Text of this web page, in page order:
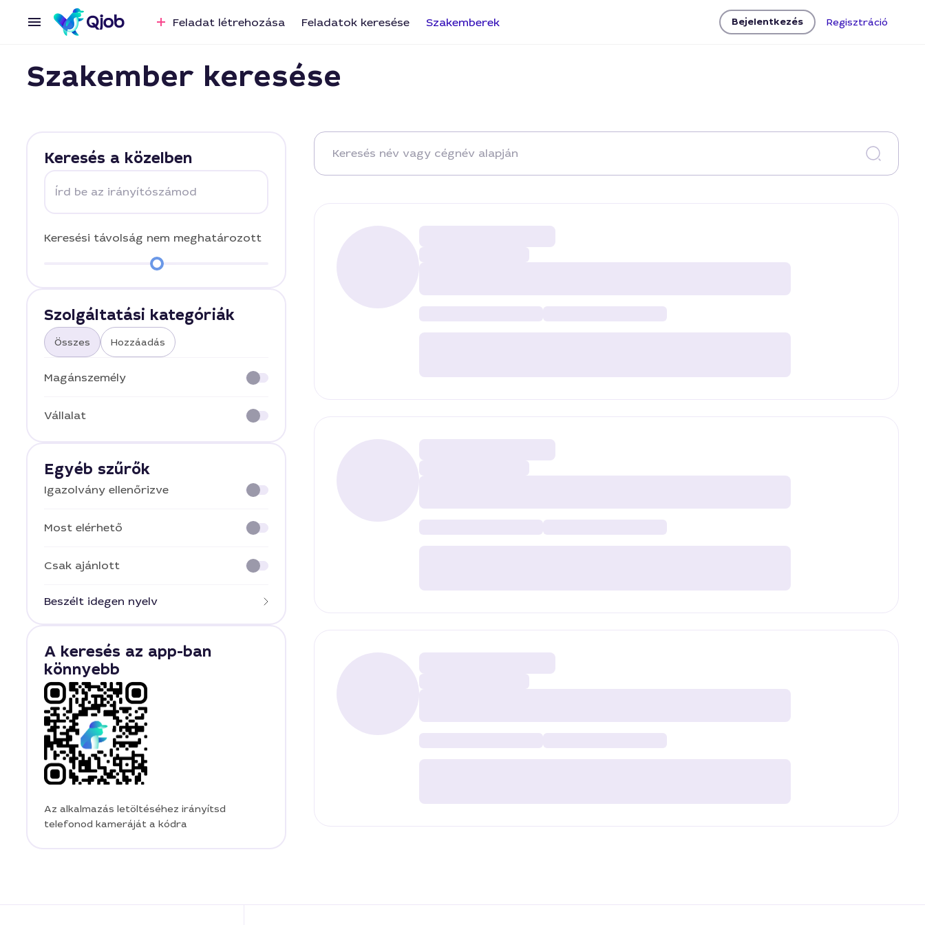
Feladat létrehozása Feladatok keresése Szakemberek Bejelentkezés Regisztráció
Szakember keresése
Keresés a közelben
Írd be az irányítószámod
Keresési távolság nem meghatározott
Szolgáltatási kategóriák
Összes Hozzáadás
Magánszemély
Vállalat
Egyéb szűrők
Igazolvány ellenőrizve
Most elérhető
Csak ajánlott
Beszélt idegen nyelv
A keresés az app-ban
könnyebb
Az alkalmazás letöltéséhez irányítsd
telefonod kameráját a kódra